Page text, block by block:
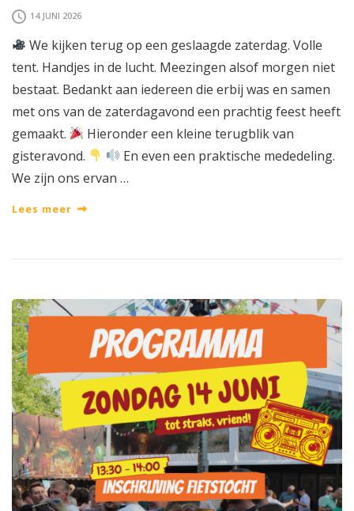
14 JUNI 2026
We kijken terug op een geslaagde zaterdag. Volle
tent. Handjes in de lucht. Meezingen alsof morgen niet
bestaat. Bedankt aan iedereen die erbij was en samen
met ons van de zaterdagavond een prachtig feest heeft
gemaakt.
Hieronder een kleine terugblik van
gisteravond.
En even een praktische mededeling.
We zijn ons ervan …
Lees meer